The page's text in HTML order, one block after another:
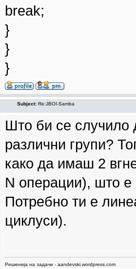
break;
}
}
}
Subject: Re:JBOI-Samba
Што би се случило
различни групи?
како да имаш 2
N операции), што е
Потребно ти е
циклуси).
Решенија на задачи - aandevski.wordpress.com